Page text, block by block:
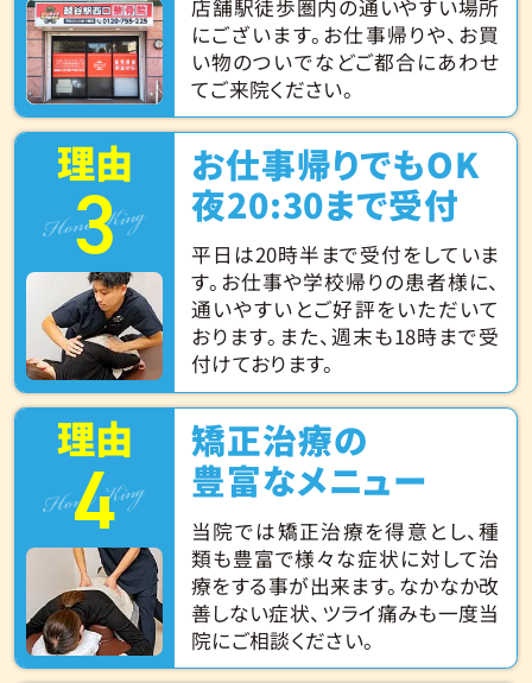
店舗駅徒歩圏内の通いやすい場所
にございます。お仕事帰りや、お買
い物のついでなどご都合にあわせ
てご来院ください。
理由
3
Hone King
お仕事帰りでもOK
夜20:30まで受付
平日は20時半まで受付をしていま
す。お仕事や学校帰りの患者様に、
通いやすいとご好評をいただいて
おります。また、週末も18時まで受
付けております。
理由
4
Hone King
矯正治療の
豊富なメニュー
当院では矯正治療を得意とし、種
類も豊富で様々な症状に対して治
療をする事が出来ます。なかなか改
善しない症状、ツライ痛みも一度当
院にご相談ください。